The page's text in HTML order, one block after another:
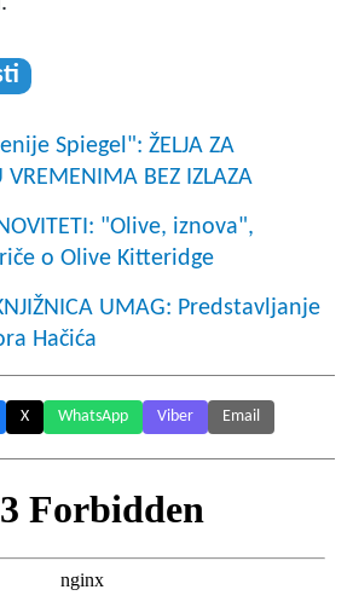
Spiegel": ŽELJA ZA
VREMENIMA BEZ IZLAZA
"Olive, iznova",
o Olive Kitteridge
UMAG: Predstavljanje
Hačića
X WhatsApp Viber Email